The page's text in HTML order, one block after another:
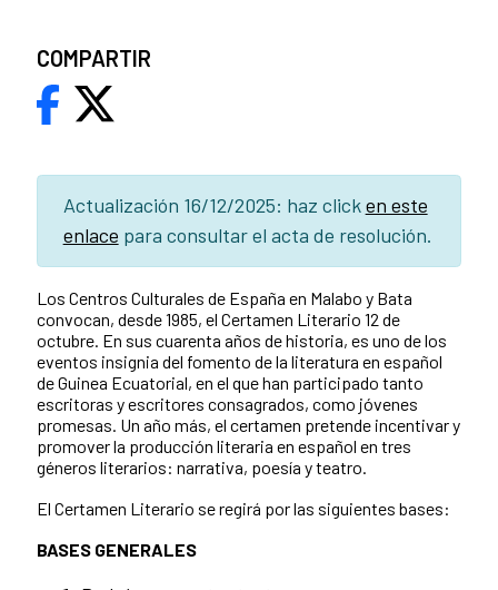
Actualización 16/12/2025: haz clicken este
enlace para consultar el acta de resolución.
Los Centros Culturales de España en Malabo y Bata
convocan, desde 1985, el Certamen Literario 12 de
octubre. En sus cuarenta años de historia, es uno de los
eventos insignia del fomento de la literatura en español
de Guinea Ecuatorial, en el que han participado tanto
escritoras y escritores consagrados, como jóvenes
promesas. Un año más, el certamen pretende incentivar y
promover la producción literaria en español en tres
géneros literarios: narrativa, poesía y teatro.
El Certamen Literario se regirá por las siguientes bases:
BASES GENERALES
COMPARTIR